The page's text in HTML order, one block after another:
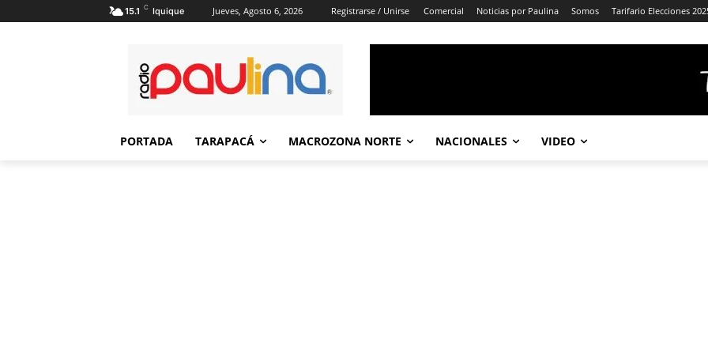
15.1 C Iquique Jueves, Agosto 6, 2026 Registrarse / Unirse Comercial Noticias por Paulina Somos Tarifario Elecciones
PORTADA TARAPACÁ MACROZONA NORTE NACIONALES VIDEO